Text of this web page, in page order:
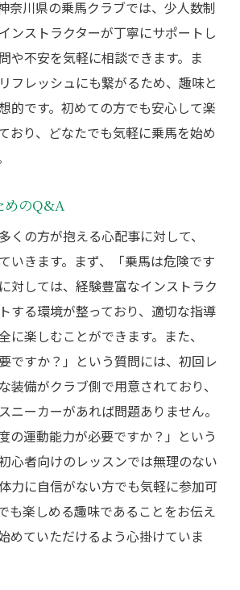
奈川県の乗馬クラブでは、少人数制
ンストラクターが丁寧にサポートし
や不安を気軽に相談できます。ま
フレッシュにも繋がるため、趣味と
的です。初めての方でも安心して楽
おり、どなたでも気軽に乗馬を始め
めのQ&A
くの方が抱える心配事に対して、
いきます。まず、「乗馬は危険です
対しては、経験豊富なインストラク
する環境が整っており、適切な指導
に楽しむことができます。また、
ですか？」という質問には、初回レ
装備がクラブ側で用意されており、
ニーカーがあれば問題ありません。
の運動能力が必要ですか？」という
心者向けのレッスンでは無理のない
力に自信がない方でも気軽に参加可
も楽しめる趣味であることをお伝え
めていただけるよう心掛けていま